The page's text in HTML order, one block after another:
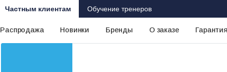
Частным клиентам Обучение тренеров
Распродажа Новинки Бренды О заказе Гарантия